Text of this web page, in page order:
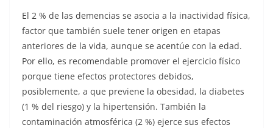
El 2 % de las demencias se asocia a la inactividad física,
factor que también suele tener origen en etapas
anteriores de la vida, aunque se acentúe con la edad.
Por ello, es recomendable promover el ejercicio físico
porque tiene efectos protectores debidos,
posiblemente, a que previene la obesidad, la diabetes
(1 % del riesgo) y la hipertensión. También la
contaminación atmosférica (2 %) ejerce sus efectos